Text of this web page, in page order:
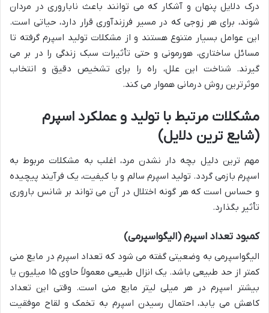
درک دلایل پنهان و آشکار که می توانند باعث ناباروری در مردان
شوند، برای هر زوجی که در مسیر فرزندآوری قرار دارد، حیاتی است.
این عوامل بسیار متنوع هستند و از مشکلات تولید اسپرم گرفته تا
مسائل ساختاری، هورمونی و حتی تأثیرات سبک زندگی را در بر می
گیرند. شناخت این علل، راه را برای تشخیص دقیق و انتخاب
موثرترین روش درمانی هموار می کند.
مشکلات مرتبط با تولید و عملکرد اسپرم
(شایع ترین دلایل)
مهم ترین دلیل بچه دار نشدن مرد، اغلب به مشکلات مربوط به
اسپرم بازمی گردد. تولید اسپرم سالم و با کیفیت، یک فرآیند پیچیده
و حساس است که هر گونه اختلال در آن می تواند بر شانس باروری
تأثیر بگذارد.
کمبود تعداد اسپرم (الیگواسپرمی)
الیگواسپرمی به وضعیتی گفته می شود که تعداد اسپرم در مایع منی
کمتر از حد طبیعی باشد. یک انزال طبیعی معمولاً حاوی ۱۵ میلیون یا
بیشتر اسپرم در هر میلی لیتر مایع منی است. وقتی این تعداد
کاهش می یابد، احتمال رسیدن اسپرم به تخمک و لقاح موفقیت